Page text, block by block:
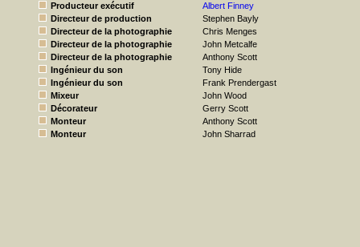
Producteur exécutif
Albert Finney
Directeur de production
Stephen Bayly
Directeur de la photographie
Chris Menges
Directeur de la photographie
John Metcalfe
Directeur de la photographie
Anthony Scott
Ingénieur du son
Tony Hide
Ingénieur du son
Frank Prendergast
Mixeur
John Wood
Décorateur
Gerry Scott
Monteur
Anthony Scott
Monteur
John Sharrad